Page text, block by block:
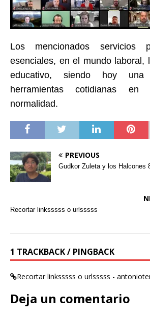
Los mencionados servicios
esenciales, en el mundo laboral,
educativo, siendo hoy
herramientas cotidianas en
normalidad.
PREVIOUS
Gudkor Zuleta y los Halcones
Recortar linksssss o urlsssss
1 TRACKBACK / PINGBACK
Recortar linksssss o urlsssss -
Deja un comentario